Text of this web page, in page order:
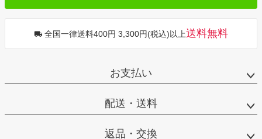
全国一律送料400円 3,300円(税込)以上送料無料
お支払い
配送・送料
返品・交換